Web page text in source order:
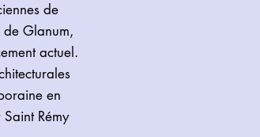
de
Glanum,
actuel.
en
Rémy